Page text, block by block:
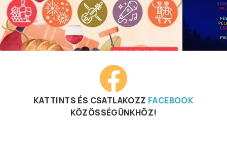
KATTINTS ÉS CSATLAKOZZ FACEBOOK
KÖZÖSSÉGÜNKHÖZ!